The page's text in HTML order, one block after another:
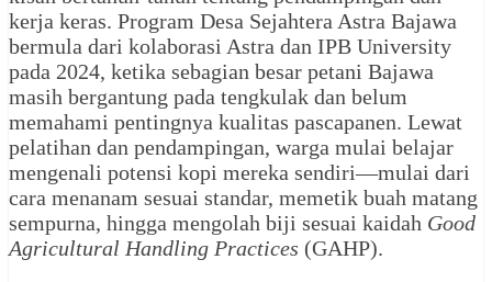
kerja keras. Program Desa Sejahtera Astra Bajawa
bermula dari kolaborasi Astra dan IPB University
pada 2024, ketika sebagian besar petani Bajawa
masih bergantung pada tengkulak dan belum
memahami pentingnya kualitas pascapanen. Lewat
pelatihan dan pendampingan, warga mulai belajar
mengenali potensi kopi mereka sendiri—mulai dari
cara menanam sesuai standar, memetik buah matang
sempurna, hingga mengolah biji sesuai kaidah Good
Agricultural Handling Practices (GAHP).